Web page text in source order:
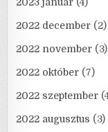
2022 december (2)
2022 november (3)
2022 október (7)
2022 szeptember
2022 augusztus (3)